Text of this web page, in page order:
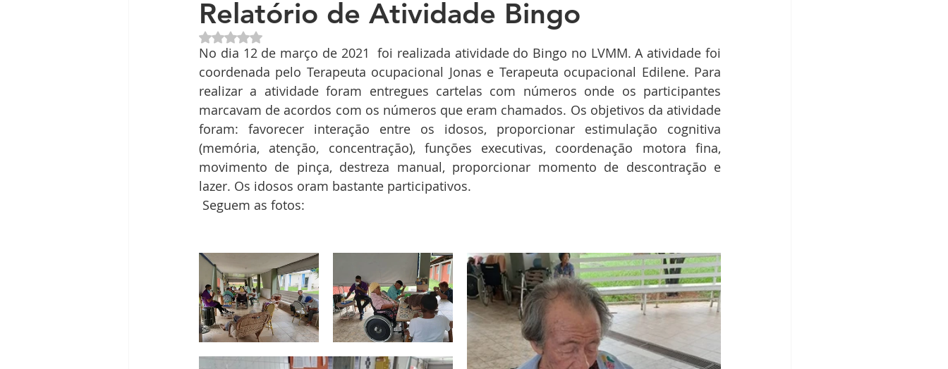
Relatório de Atividade Bingo
Avaliado com NaN de 5 estrelas.
No dia 12 de março de 2021  foi realizada atividade do Bingo no LVMM. A atividade foi
coordenada pelo Terapeuta ocupacional Jonas e Terapeuta ocupacional Edilene. Para
realizar a atividade foram entregues cartelas com números onde os participantes
marcavam de acordos com os números que eram chamados. Os objetivos da atividade
foram: favorecer interação entre os idosos, proporcionar estimulação cognitiva
(memória, atenção, concentração), funções executivas, coordenação motora fina,
movimento de pinça, destreza manual, proporcionar momento de descontração e
lazer. Os idosos oram bastante participativos.
Seguem as fotos: